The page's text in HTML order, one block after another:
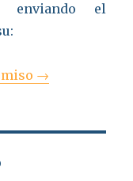
enviando el
→